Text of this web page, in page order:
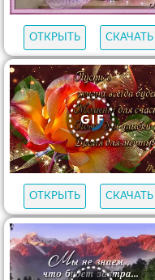
ОТКРЫТЬ СКАЧАТЬ
ОТКРЫТЬ СКАЧАТЬ